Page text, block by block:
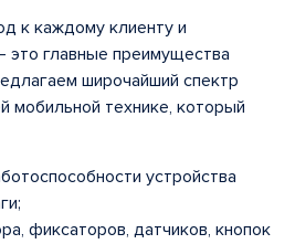
к каждому клиенту и
главные преимущества
широчайший спектр
мобильной технике, который
устройства
фиксаторов, датчиков, кнопок